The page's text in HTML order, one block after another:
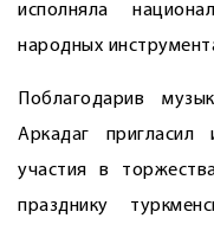
исполняла
народных
Поблагодарив
Аркадаг
участия в
празднику